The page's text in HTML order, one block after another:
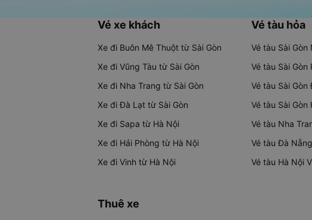
Vé xe khách
Xe đi Buôn Mê Thuột từ Sài Gòn
Xe đi Vũng Tàu từ Sài Gòn
Xe đi Nha Trang từ Sài Gòn
Xe đi Đà Lạt từ Sài Gòn
Xe đi Sapa từ Hà Nội
Xe đi Hải Phòng từ Hà Nội
Xe đi Vinh từ Hà Nội
Vé tàu hỏa
Vé tàu Sài Gòn
Vé tàu Sài Gòn
Vé tàu Sài Gòn
Vé tàu Sài Gòn
Vé tàu Nha
Vé tàu Đà
Vé tàu Hà Nội
Thuê xe